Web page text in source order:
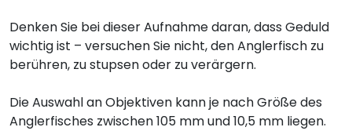
Denken Sie bei dieser Aufnahme daran, dass Geduld
wichtig ist – versuchen Sie nicht, den Anglerfisch zu
berühren, zu stupsen oder zu verärgern.
Die Auswahl an Objektiven kann je nach Größe des
Anglerfisches zwischen 105 mm und 10,5 mm liegen.